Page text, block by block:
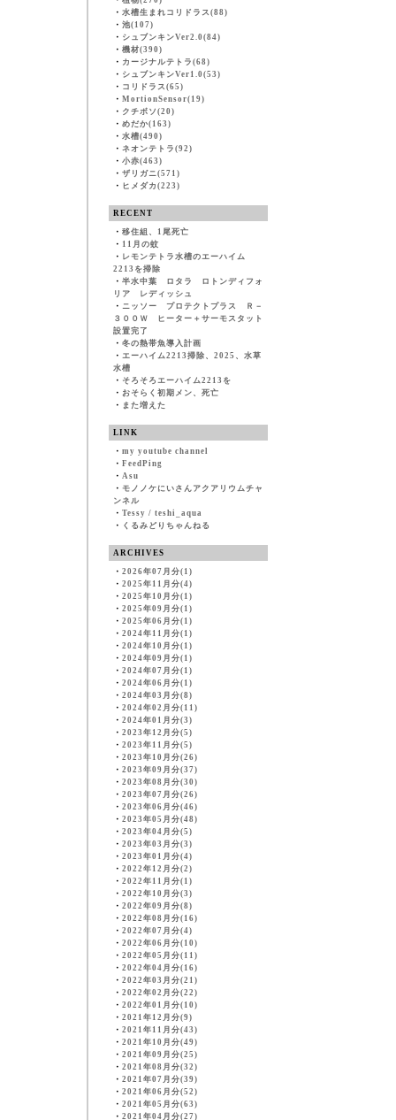
・ 水槽生まれコリドラス(88)
・ 池(107)
・ シュブンキンVer2.0(84)
・ 機材(390)
・ カージナルテトラ(68)
・ シュブンキンVer1.0(53)
・ コリドラス(65)
・ MortionSensor(19)
・ クチボソ(20)
・ めだか(163)
・ 水槽(490)
・ ネオンテトラ(92)
・ 小赤(463)
・ ザリガニ(571)
・ ヒメダカ(223)
RECENT
・ 移住組、1尾死亡
・ 11月の蚊
・ レモンテトラ水槽のエーハイム
2213を掃除
・ 半水中葉 ロタラ ロトンディフォ
リア レディッシュ
・ ニッソー プロテクトプラス Ｒ－
３００Ｗ ヒーター＋サーモスタット
設置完了
・ 冬の熱帯魚導入計画
・ エーハイム2213掃除、2025、水草
水槽
・ そろそろエーハイム2213を
・ おそらく初期メン、死亡
・ また増えた
LINK
・ my youtube channel
・ FeedPing
・ Asu
・ モノノケにいさんアクアリウムチャ
ンネル
・ Tessy / teshi_aqua
・ くるみどりちゃんねる
ARCHIVES
・ 2026年07月分(1)
・ 2025年11月分(4)
・ 2025年10月分(1)
・ 2025年09月分(1)
・ 2025年06月分(1)
・ 2024年11月分(1)
・ 2024年10月分(1)
・ 2024年09月分(1)
・ 2024年07月分(1)
・ 2024年06月分(1)
・ 2024年03月分(8)
・ 2024年02月分(11)
・ 2024年01月分(3)
・ 2023年12月分(5)
・ 2023年11月分(5)
・ 2023年10月分(26)
・ 2023年09月分(37)
・ 2023年08月分(30)
・ 2023年07月分(26)
・ 2023年06月分(46)
・ 2023年05月分(48)
・ 2023年04月分(5)
・ 2023年03月分(3)
・ 2023年01月分(4)
・ 2022年12月分(2)
・ 2022年11月分(1)
・ 2022年10月分(3)
・ 2022年09月分(8)
・ 2022年08月分(16)
・ 2022年07月分(4)
・ 2022年06月分(10)
・ 2022年05月分(11)
・ 2022年04月分(16)
・ 2022年03月分(21)
・ 2022年02月分(22)
・ 2022年01月分(10)
・ 2021年12月分(9)
・ 2021年11月分(43)
・ 2021年10月分(49)
・ 2021年09月分(25)
・ 2021年08月分(32)
・ 2021年07月分(39)
・ 2021年06月分(52)
・ 2021年05月分(63)
・ 2021年04月分(27)